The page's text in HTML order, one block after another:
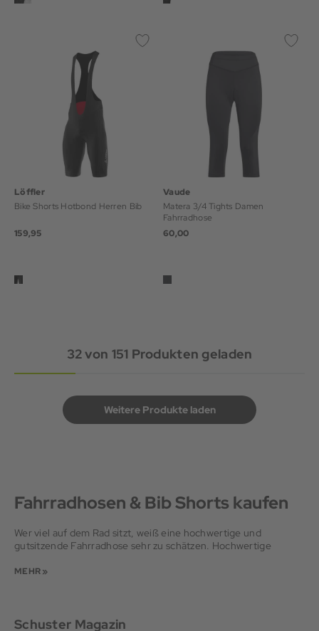
Löffler
Bike Shorts Hotbond Herren Bib
159,95
Vaude
Matera 3/4 Tights Damen
Fahrradhose
60,00
32von 151 Produkten geladen
Weitere Produkte laden
Fahrradhosen & Bib Shorts kaufen
Wer viel auf dem Rad sitzt, weiß eine hochwertige und
gutsitzende Fahrradhose sehr zu schätzen. Hochwertige
Strecken. In unserem Onlineshop findest du Fahrradhosen für
MEHR »
Schuster Magazin